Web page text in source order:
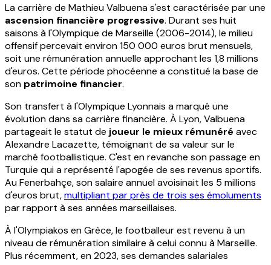
La carrière de Mathieu Valbuena s'est caractérisée par une
ascension financière progressive. Durant ses huit
saisons à l'Olympique de Marseille (2006-2014), le milieu
offensif percevait environ 150 000 euros brut mensuels,
soit une rémunération annuelle approchant les 1,8 millions
d'euros. Cette période phocéenne a constitué la base de
son patrimoine financier.
Son transfert à l'Olympique Lyonnais a marqué une
évolution dans sa carrière financière. À Lyon, Valbuena
partageait le statut de joueur le mieux rémunéré avec
Alexandre Lacazette, témoignant de sa valeur sur le
marché footballistique. C'est en revanche son passage en
Turquie qui a représenté l'apogée de ses revenus sportifs.
Au Fenerbahçe, son salaire annuel avoisinait les 5 millions
d'euros brut,multipliant par près de trois ses émoluments
par rapport à ses années marseillaises.
À l'Olympiakos en Grèce, le footballeur est revenu à un
niveau de rémunération similaire à celui connu à Marseille.
Plus récemment, en 2023, ses demandes salariales